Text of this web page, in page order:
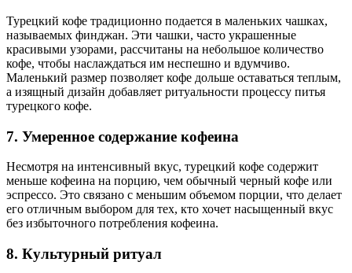
Турецкий кофе традиционно подается в маленьких чашках,
называемых финджан. Эти чашки, часто украшенные
красивыми узорами, рассчитаны на небольшое количество
кофе, чтобы наслаждаться им неспешно и вдумчиво.
Маленький размер позволяет кофе дольше оставаться теплым,
а изящный дизайн добавляет ритуальности процессу питья
турецкого кофе.
7. Умеренное содержание кофеина
Несмотря на интенсивный вкус, турецкий кофе содержит
меньше кофеина на порцию, чем обычный черный кофе или
эспрессо. Это связано с меньшим объемом порции, что делает
его отличным выбором для тех, кто хочет насыщенный вкус
без избыточного потребления кофеина.
8. Культурный ритуал